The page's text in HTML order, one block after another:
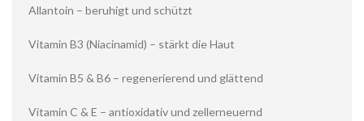
Allantoin – beruhigt und schützt
Vitamin B3 (Niacinamid) – stärkt die Haut
Vitamin B5 & B6 – regenerierend und glättend
Vitamin C & E – antioxidativ und zellerneuernd